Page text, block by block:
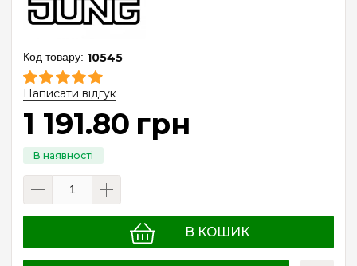
10545
Написати відгук
1 191.80 грн
В КОШИК